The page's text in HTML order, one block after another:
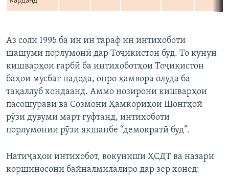
Аз соли 1995 ба ин ин тараф ин интихоботи
шашуми порлумонӣ дар Тоҷикистон буд. То кунун
кишварҳои ғарбӣ ба интихоботҳои Тоҷикистон
баҳои мусбат надода, онро ҳамвора олуда ба
тақаллуб хондаанд. Аммо нозирони кишварҳои
пасошӯравӣ ва Созмони Ҳамкориҳои Шонгҳой
рӯзи дувуми март гуфтанд, интихоботи
порлумонии рӯзи якшанбе “демократӣ буд”.
Натиҷаҳои интихобот, вокуниши ҲСДТ ва назари
коршиносони байналмилалиро дар зер хонед: